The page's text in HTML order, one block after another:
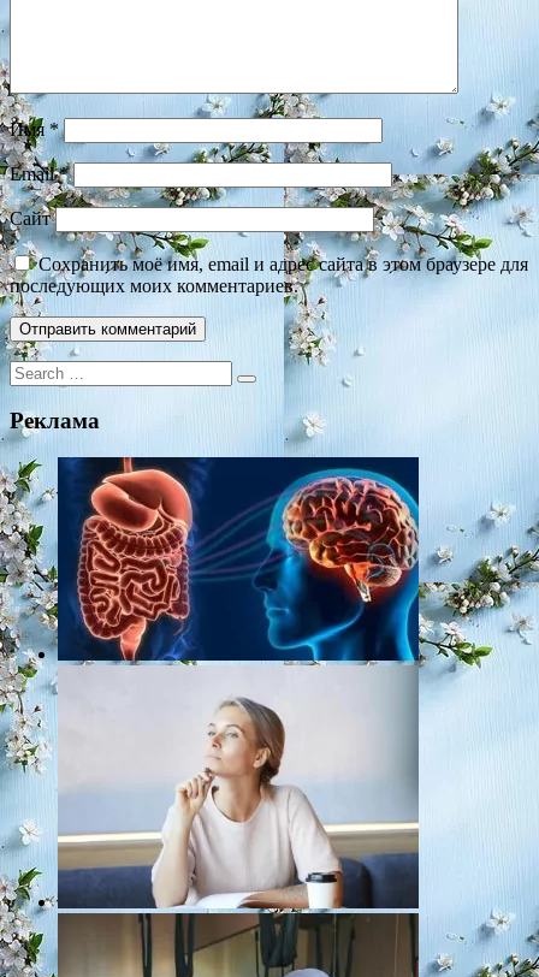
Имя*
Email*
Сайт
Сохранить моё имя, email и адрес сайта в этом браузере для
последующих моих комментариев.
Search
for:
Реклама